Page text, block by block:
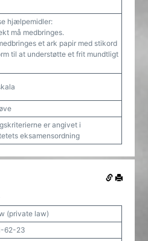
hjælpemidler:
må medbringes.
et ark papir med stikord
til at understøtte et frit mundtligt
er angivet i
eksamensordning
(private law)
62-23